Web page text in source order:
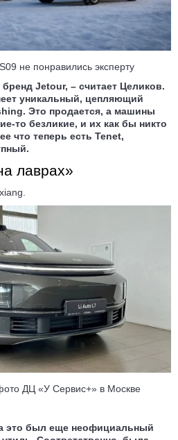
не понравились эксперту
Jetour, – считает Целиков.
уникальный, цепляющий
Это продается, а машины
то безликие, и их как бы никто
что теперь есть Tenet,
лаврах»
ДЦ «У Сервис+» в Москве
это был еще неофициальный